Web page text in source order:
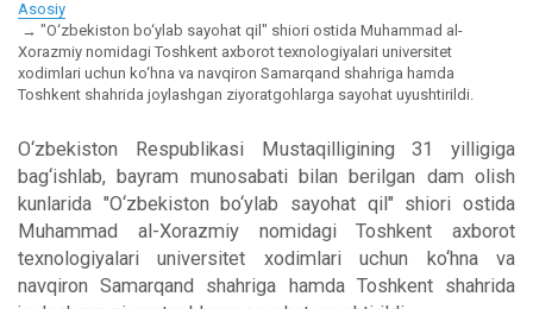
Asosiy
"O‘zbekiston bo‘ylab sayohat qil" shiori ostida Muhammad al-
Xorazmiy nomidagi Toshkent axborot texnologiyalari universitet
xodimlari uchun ko‘hna va navqiron Samarqand shahriga hamda
Toshkent shahrida joylashgan ziyoratgohlarga sayohat uyushtirildi.
O‘zbekiston Respublikasi Mustaqilligining 31 yilligiga
bag‘ishlab, bayram munosabati bilan berilgan dam olish
kunlarida "O‘zbekiston bo‘ylab sayohat qil" shiori ostida
Muhammad al-Xorazmiy nomidagi Toshkent axborot
texnologiyalari universitet xodimlari uchun ko‘hna va
navqiron Samarqand shahriga hamda Toshkent shahrida